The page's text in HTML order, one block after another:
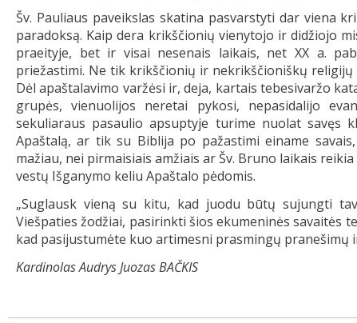
Šv. Pauliaus paveikslas skatina pasvarstyti dar viena
paradoksą. Kaip dera krikščionių vienytojo ir didžiojo
praeityje, bet ir visai nesenais laikais, net XX a.
priežastimi. Ne tik krikščionių ir nekrikščioniškų
Dėl apaštalavimo varžėsi ir, deja, kartais tebesivaržo
grupės, vienuolijos neretai pykosi, nepasidalijo
sekuliaraus pasaulio apsuptyje turime nuolat savęs
Apaštalą, ar tik su Biblija po pažastimi einame
mažiau, nei pirmaisiais amžiais ar Šv. Bruno laikais
vestų Išganymo keliu Apaštalo pėdomis.
„Suglausk vieną su kitu, kad juodu būtų sujungti
Viešpaties žodžiai, pasirinkti šios ekumeninės savaitės
kad pasijustumėte kuo artimesni prasmingų pranešimų
Kardinolas Audrys Juozas BAČKIS